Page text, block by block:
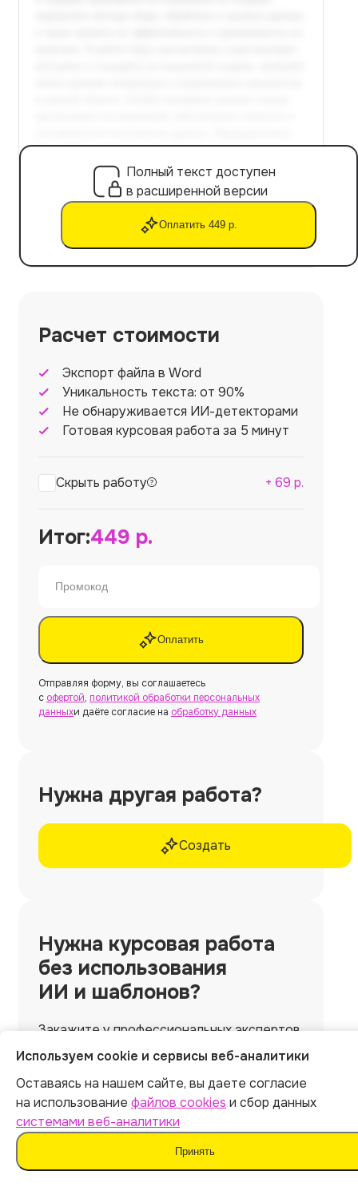
Полный текст доступен
в расширенной версии
Оплатить 449 р.
Расчет стоимости
Экспорт файла в Word
Уникальность текста: от 90%
Не обнаруживается ИИ-детекторами
Готовая курсовая работа за 5 минут
Скрыть работу + 69 р.
Итог:449 р.
Оплатить
Отправляя форму, вы соглашаетесь
с офертой, политикой обработки персональных
данныхи даёте согласие на обработку данных
Нужна другая работа?
Создать
Нужна курсовая работа
без использования
ИИ и шаблонов?
Закажите у профессиональных экспертов
🎁 10% скидка по промокоду ARCY10
Заказать со скидкой
Используем cookie и сервисы веб-аналитики
Оставаясь на нашем сайте, вы даете согласие
на использование файлов cookies и сбор данных
системами веб-аналитики
Принять